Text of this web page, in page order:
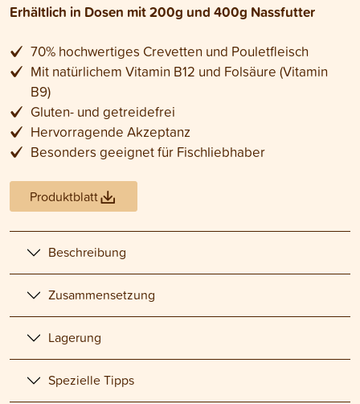
Erhältlich in Dosen mit 200g und 400g Nassfutter
70% hochwertiges Crevetten und Pouletfleisch
Mit natürlichem Vitamin B12 und Folsäure (Vitamin
B9)
Gluten- und getreidefrei
Hervorragende Akzeptanz
Besonders geeignet für Fischliebhaber
Produktblatt
Beschreibung
Zusammensetzung
Lagerung
Spezielle Tipps